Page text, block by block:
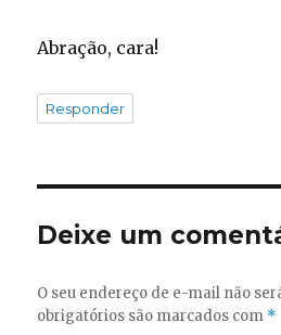
Abração, cara!
Responder
Deixe um
O seu endereço de e-mail não
obrigatórios são marcados com *